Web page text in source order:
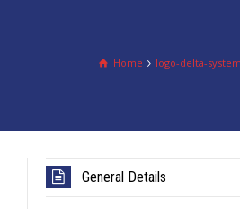
Home logo-delta-
General Details